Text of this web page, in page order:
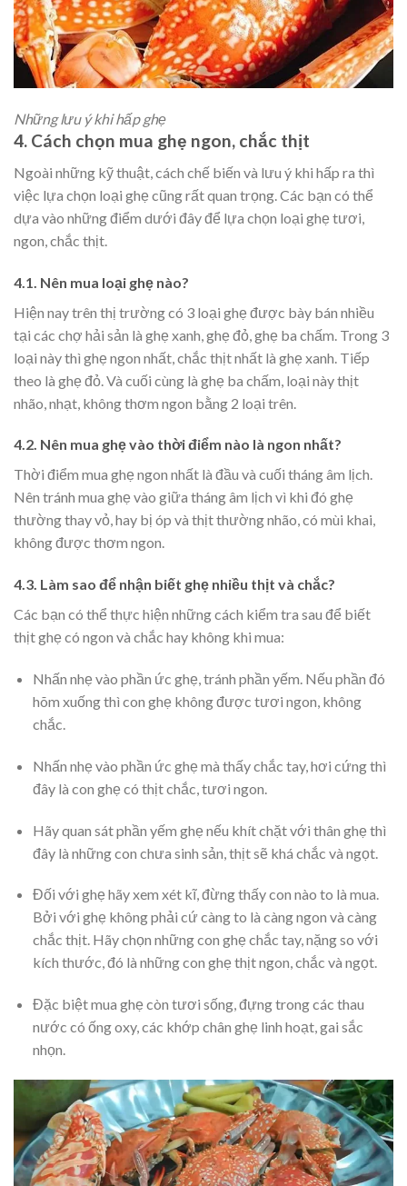
Những lưu ý khi hấp ghẹ
4. Cách chọn mua ghẹ ngon, chắc thịt
Ngoài những kỹ thuật, cách chế biến và lưu ý khi hấp ra thì
việc lựa chọn loại ghẹ cũng rất quan trọng. Các bạn có thể
dựa vào những điểm dưới đây để lựa chọn loại ghẹ tươi,
ngon, chắc thịt.
4.1. Nên mua loại ghẹ nào?
Hiện nay trên thị trường có 3 loại ghẹ được bày bán nhiều
tại các chợ hải sản là ghẹ xanh, ghẹ đỏ, ghẹ ba chấm. Trong 3
loại này thì ghẹ ngon nhất, chắc thịt nhất là ghẹ xanh. Tiếp
theo là ghẹ đỏ. Và cuối cùng là ghẹ ba chấm, loại này thịt
nhão, nhạt, không thơm ngon bằng 2 loại trên.
4.2. Nên mua ghẹ vào thời điểm nào là ngon nhất?
Thời điểm mua ghẹ ngon nhất là đầu và cuối tháng âm lịch.
Nên tránh mua ghẹ vào giữa tháng âm lịch vì khi đó ghẹ
thường thay vỏ, hay bị óp và thịt thường nhão, có mùi khai,
không được thơm ngon.
4.3. Làm sao để nhận biết ghẹ nhiều thịt và chắc?
Các bạn có thể thực hiện những cách kiểm tra sau để biết
thịt ghẹ có ngon và chắc hay không khi mua:
Nhấn nhẹ vào phần ức ghẹ, tránh phần yếm. Nếu phần đó
hõm xuống thì con ghẹ không được tươi ngon, không
chắc.
Nhấn nhẹ vào phần ức ghẹ mà thấy chắc tay, hơi cứng thì
đây là con ghẹ có thịt chắc, tươi ngon.
Hãy quan sát phần yếm ghẹ nếu khít chặt với thân ghẹ thì
đây là những con chưa sinh sản, thịt sẽ khá chắc và ngọt.
Đối với ghẹ hãy xem xét kĩ, đừng thấy con nào to là mua.
Bởi với ghẹ không phải cứ càng to là càng ngon và càng
chắc thịt. Hãy chọn những con ghẹ chắc tay, nặng so với
kích thước, đó là những con ghẹ thịt ngon, chắc và ngọt.
Đặc biệt mua ghẹ còn tươi sống, đựng trong các thau
nước có ống oxy, các khớp chân ghẹ linh hoạt, gai sắc
nhọn.